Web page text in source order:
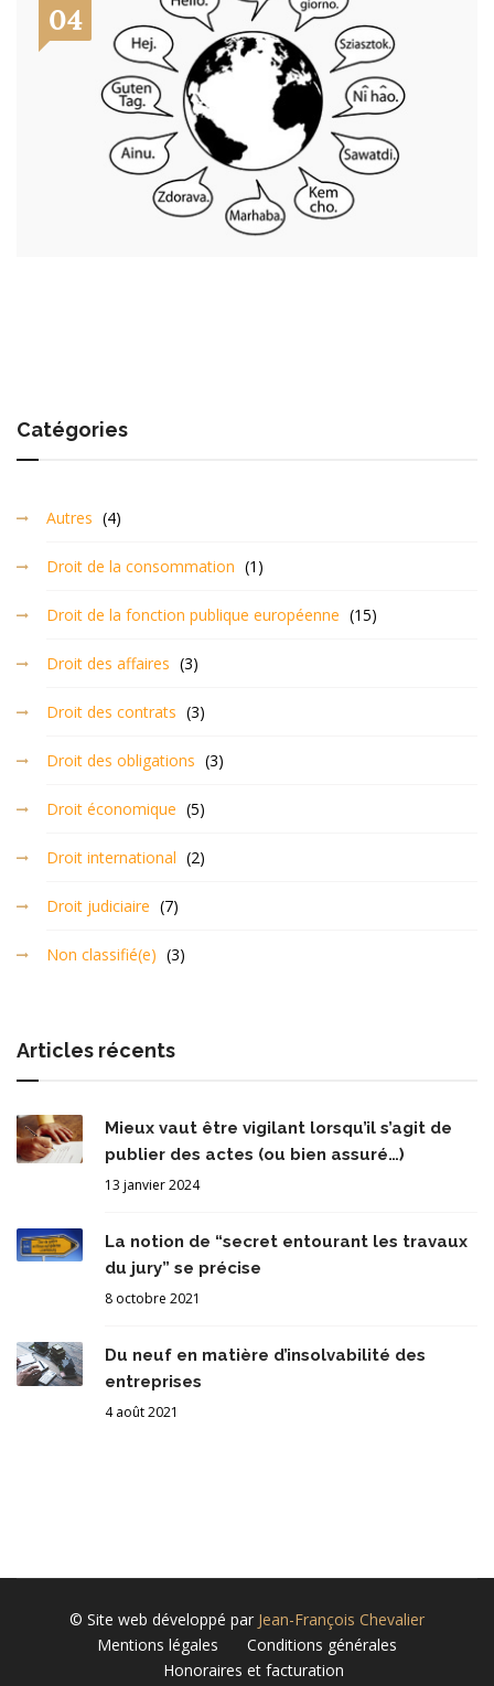
04
Catégories
Autres (4)
Droit de la consommation (1)
Droit de la fonction publique européenne (15)
Droit des affaires (3)
Droit des contrats (3)
Droit des obligations (3)
Droit économique (5)
Droit international (2)
Droit judiciaire (7)
Non classifié(e) (3)
Articles récents
Mieux vaut être vigilant lorsqu’il s’agit de
publier des actes (ou bien assuré…)
13 janvier 2024
La notion de “secret entourant les travaux
du jury” se précise
8 octobre 2021
Du neuf en matière d’insolvabilité des
entreprises
4 août 2021
© Site web développé par Jean-François Chevalier
Mentions légales
Conditions générales
Honoraires et facturation